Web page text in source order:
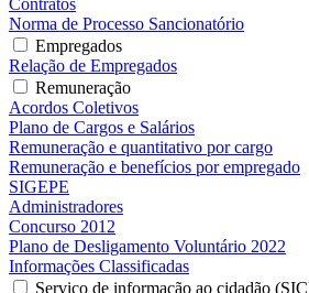
Contratos
Norma de Processo Sancionatório
Empregados
Relação de Empregados
Remuneração
Acordos Coletivos
Plano de Cargos e Salários
Remuneração e quantitativo por cargo
Remuneração e benefícios por empregado
SIGEPE
Administradores
Concurso 2012
Plano de Desligamento Voluntário 2022
Informações Classificadas
Serviço de informação ao cidadão